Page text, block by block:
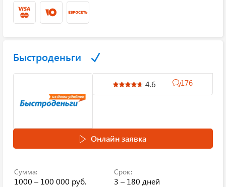
Быстроденьги
4.6 176
Онлайн заявка
Сумма:
1000 – 100 000 руб.
Срок:
3 – 180 дней